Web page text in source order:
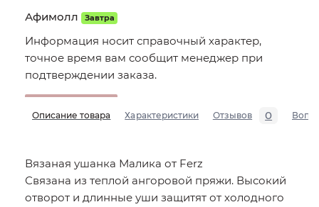
Афимолл Завтра
Информация носит справочный характер,
точное время вам сообщит менеджер при
подтверждении заказа.
Описание товара Характеристики Отзывов 0
Вязаная ушанка Малика от Ferz
Связана из теплой ангоровой пряжи. Высокий
отворот и длинные уши защитят от холодного